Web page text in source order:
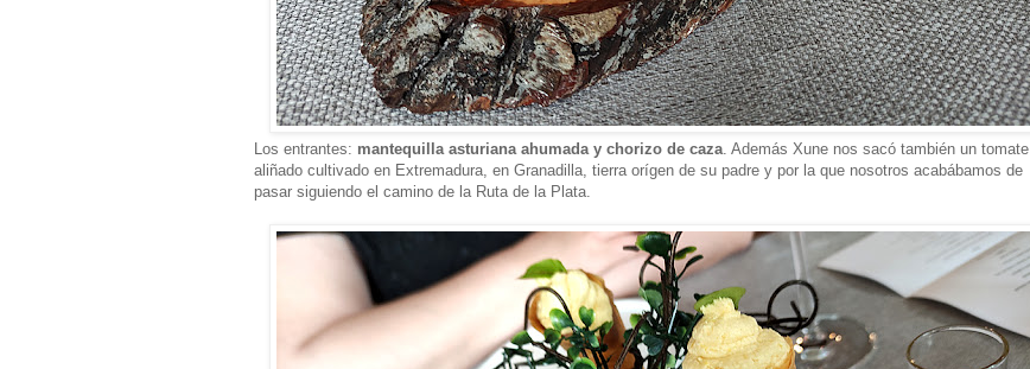
Los entrantes: mantequilla asturiana ahumada y chorizo de caza . Además Xune nos sacó también un tomate
aliñado cultivado en Extremadura, en Granadilla, tierra orígen de su padre y por la que nosotros acabábamos de
pasar siguiendo el camino de la Ruta de la Plata.